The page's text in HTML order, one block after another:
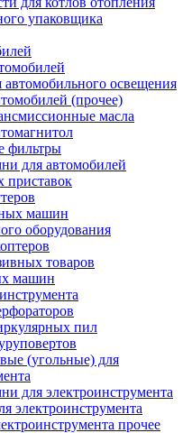
упаковщика
автомобильного освещения
(прочее)
масла
фильтры
для автомобилей
приставок
машин
оборудования
товаров
машин
пил
(угольные) для
для электроинструмента
электроинструмента
прочее